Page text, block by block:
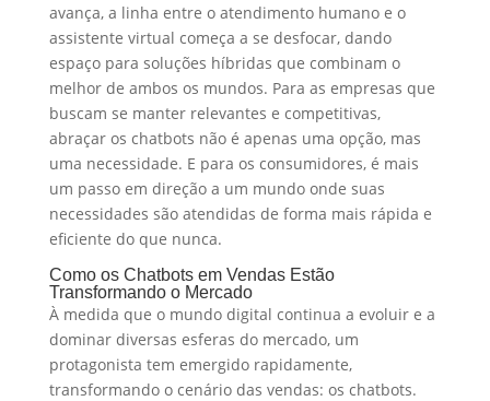
avança, a linha entre o atendimento humano e o
assistente virtual começa a se desfocar, dando
espaço para soluções híbridas que combinam o
melhor de ambos os mundos. Para as empresas que
buscam se manter relevantes e competitivas,
abraçar os chatbots não é apenas uma opção, mas
uma necessidade. E para os consumidores, é mais
um passo em direção a um mundo onde suas
necessidades são atendidas de forma mais rápida e
eficiente do que nunca.
Como os Chatbots em Vendas Estão
Transformando o Mercado
À medida que o mundo digital continua a evoluir e a
dominar diversas esferas do mercado, um
protagonista tem emergido rapidamente,
transformando o cenário das vendas: os chatbots.